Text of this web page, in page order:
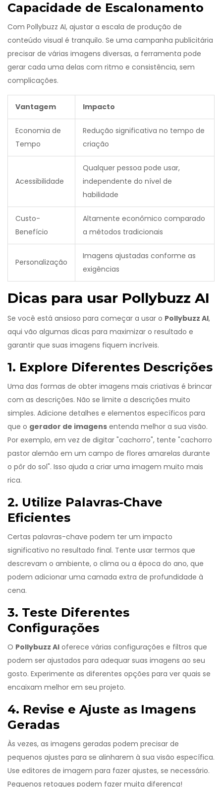
Capacidade de Escalonamento
Com Pollybuzz AI, ajustar a escala de produção de
conteúdo visual é tranquilo. Se uma campanha publicitária
precisar de várias imagens diversas, a ferramenta pode
gerar cada uma delas com ritmo e consistência, sem
complicações.
Vantagem Impacto
Economia de
Tempo
Redução significativa no tempo de
criação
Acessibilidade
Qualquer pessoa pode usar,
independente do nível de
habilidade
Custo-
Benefício
Altamente econômico comparado
a métodos tradicionais
Personalização
Imagens ajustadas conforme as
exigências
Dicas para usar Pollybuzz AI
Se você está ansioso para começar a usar o Pollybuzz AI,
aqui vão algumas dicas para maximizar o resultado e
garantir que suas imagens fiquem incríveis.
1. Explore Diferentes Descrições
Uma das formas de obter imagens mais criativas é brincar
com as descrições. Não se limite a descrições muito
simples. Adicione detalhes e elementos específicos para
que o gerador de imagens entenda melhor a sua visão.
Por exemplo, em vez de digitar "cachorro", tente "cachorro
pastor alemão em um campo de flores amarelas durante
o pôr do sol". Isso ajuda a criar uma imagem muito mais
rica.
2. Utilize Palavras-Chave
Eficientes
Certas palavras-chave podem ter um impacto
significativo no resultado final. Tente usar termos que
descrevam o ambiente, o clima ou a época do ano, que
podem adicionar uma camada extra de profundidade à
cena.
3. Teste Diferentes
Configurações
O Pollybuzz AI oferece várias configurações e filtros que
podem ser ajustados para adequar suas imagens ao seu
gosto. Experimente as diferentes opções para ver quais se
encaixam melhor em seu projeto.
4. Revise e Ajuste as Imagens
Geradas
Às vezes, as imagens geradas podem precisar de
pequenos ajustes para se alinharem à sua visão específica.
Use editores de imagem para fazer ajustes, se necessário.
Pequenos retoques podem fazer muita diferença!